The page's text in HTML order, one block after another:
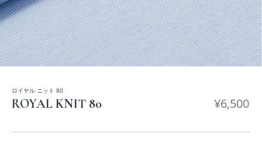
ロイヤル ニット 80
ROYAL KNIT 80 ¥6,500